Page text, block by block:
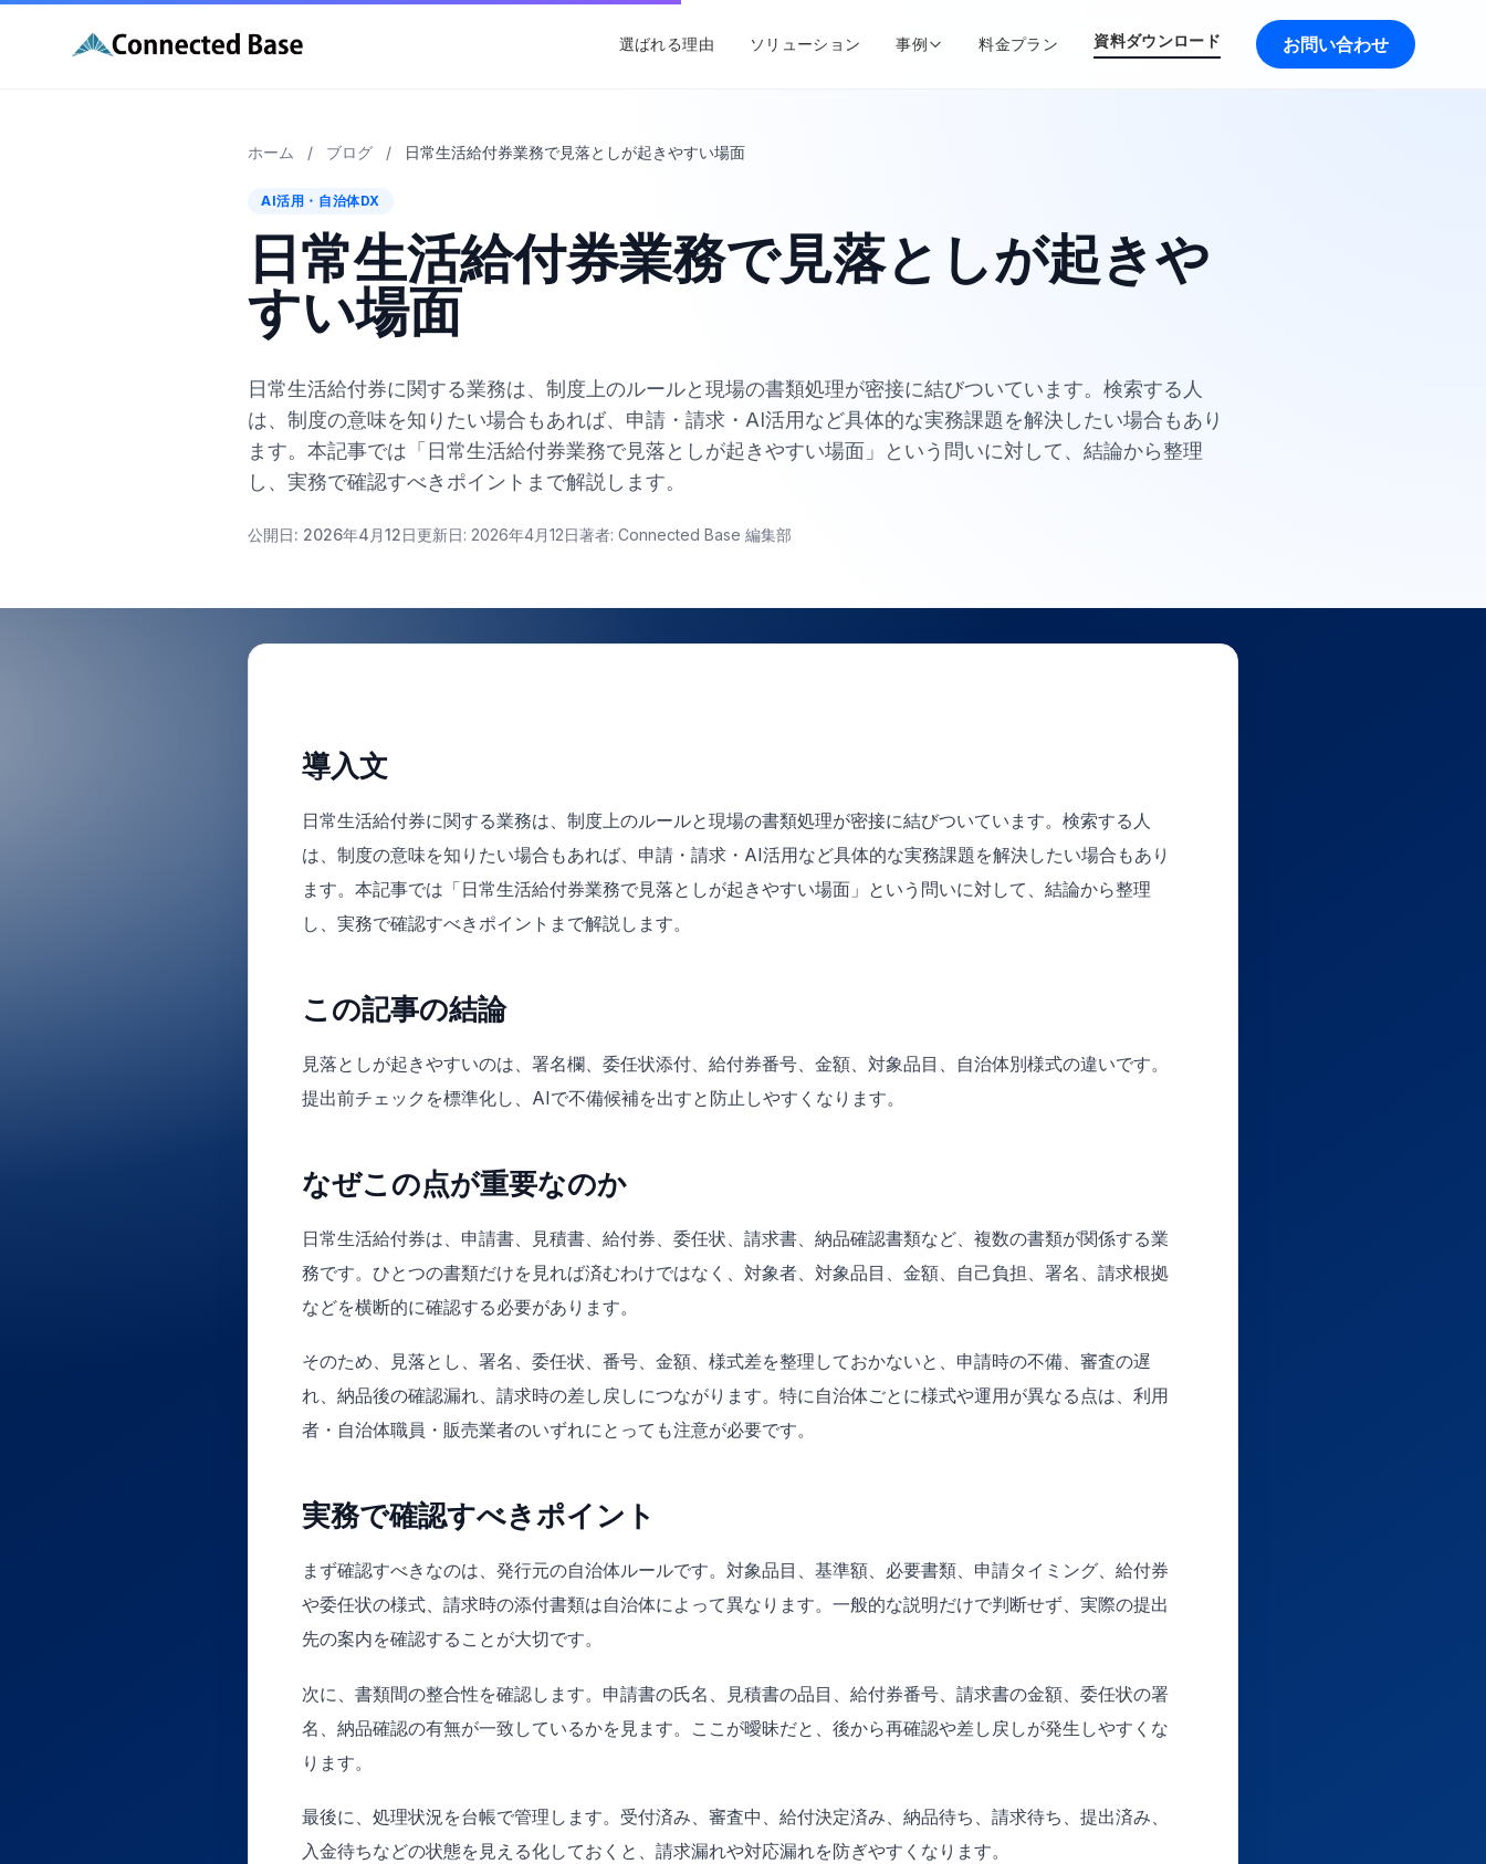
選ばれる理由 ソリューション 事例 料金プラン 資料ダウンロード お問い合わせ
ホーム / ブログ / 日常生活給付券業務で見落としが起きやすい場面
AI活用・自治体DX
日常生活給付券業務で見落としが起きや
すい場面
日常生活給付券に関する業務は、制度上のルールと現場の書類処理が密接に結びついています。検索する人
は、制度の意味を知りたい場合もあれば、申請・請求・AI活用など具体的な実務課題を解決したい場合もあり
ます。本記事では「日常生活給付券業務で見落としが起きやすい場面」という問いに対して、結論から整理
し、実務で確認すべきポイントまで解説します。
公開日: 2026年4月12日更新日: 2026年4月12日著者: Connected Base 編集部
導入文
日常生活給付券に関する業務は、制度上のルールと現場の書類処理が密接に結びついています。検索する人
は、制度の意味を知りたい場合もあれば、申請・請求・AI活用など具体的な実務課題を解決したい場合もあり
ます。本記事では「日常生活給付券業務で見落としが起きやすい場面」という問いに対して、結論から整理
し、実務で確認すべきポイントまで解説します。
この記事の結論
見落としが起きやすいのは、署名欄、委任状添付、給付券番号、金額、対象品目、自治体別様式の違いです。
提出前チェックを標準化し、AIで不備候補を出すと防止しやすくなります。
なぜこの点が重要なのか
日常生活給付券は、申請書、見積書、給付券、委任状、請求書、納品確認書類など、複数の書類が関係する業
務です。ひとつの書類だけを見れば済むわけではなく、対象者、対象品目、金額、自己負担、署名、請求根拠
などを横断的に確認する必要があります。
そのため、見落とし、署名、委任状、番号、金額、様式差を整理しておかないと、申請時の不備、審査の遅
れ、納品後の確認漏れ、請求時の差し戻しにつながります。特に自治体ごとに様式や運用が異なる点は、利用
者・自治体職員・販売業者のいずれにとっても注意が必要です。
実務で確認すべきポイント
まず確認すべきなのは、発行元の自治体ルールです。対象品目、基準額、必要書類、申請タイミング、給付券
や委任状の様式、請求時の添付書類は自治体によって異なります。一般的な説明だけで判断せず、実際の提出
先の案内を確認することが大切です。
次に、書類間の整合性を確認します。申請書の氏名、見積書の品目、給付券番号、請求書の金額、委任状の署
名、納品確認の有無が一致しているかを見ます。ここが曖昧だと、後から再確認や差し戻しが発生しやすくな
ります。
最後に、処理状況を台帳で管理します。受付済み、審査中、給付決定済み、納品待ち、請求待ち、提出済み、
入金待ちなどの状態を見える化しておくと、請求漏れや対応漏れを防ぎやすくなります。